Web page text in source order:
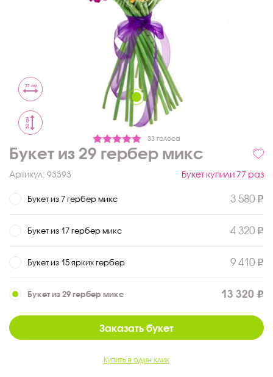
33 голоса
37 см
50 см
Букет из 29 гербер микс
Артикул: 93393 Букет купили 77 раз
Букет из 7 гербер микс 3 580
Букет из 17 гербер микс 4 320
Букет из 15 ярких гербер 9 410
Букет из 29 гербер микс 13 320
Заказать букет
Купить в один клик